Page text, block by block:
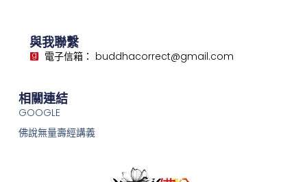
與我聯繫
電子信箱： buddhacorrect@gmail.com
相關連結
GOOGLE
佛說無量壽經講義